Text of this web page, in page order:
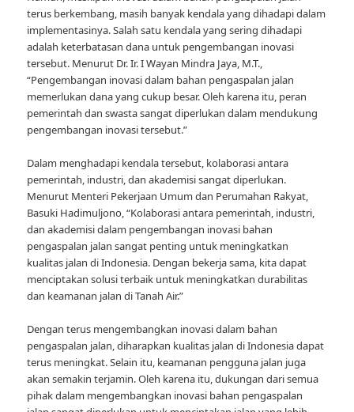
terus berkembang, masih banyak kendala yang dihadapi dalam
implementasinya. Salah satu kendala yang sering dihadapi
adalah keterbatasan dana untuk pengembangan inovasi
tersebut. Menurut Dr. Ir. I Wayan Mindra Jaya, M.T.,
“Pengembangan inovasi dalam bahan pengaspalan jalan
memerlukan dana yang cukup besar. Oleh karena itu, peran
pemerintah dan swasta sangat diperlukan dalam mendukung
pengembangan inovasi tersebut.”
Dalam menghadapi kendala tersebut, kolaborasi antara
pemerintah, industri, dan akademisi sangat diperlukan.
Menurut Menteri Pekerjaan Umum dan Perumahan Rakyat,
Basuki Hadimuljono, “Kolaborasi antara pemerintah, industri,
dan akademisi dalam pengembangan inovasi bahan
pengaspalan jalan sangat penting untuk meningkatkan
kualitas jalan di Indonesia. Dengan bekerja sama, kita dapat
menciptakan solusi terbaik untuk meningkatkan durabilitas
dan keamanan jalan di Tanah Air.”
Dengan terus mengembangkan inovasi dalam bahan
pengaspalan jalan, diharapkan kualitas jalan di Indonesia dapat
terus meningkat. Selain itu, keamanan pengguna jalan juga
akan semakin terjamin. Oleh karena itu, dukungan dari semua
pihak dalam mengembangkan inovasi bahan pengaspalan